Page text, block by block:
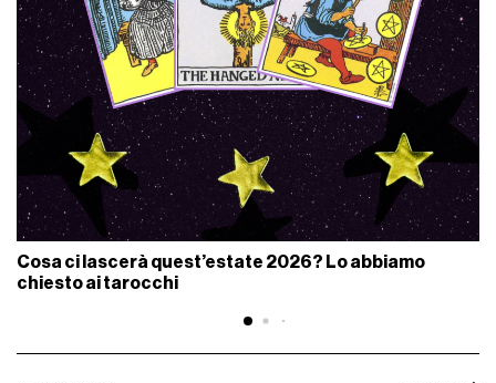
Cosa ci lascerà quest’estate 2026? Lo abbiamo
chiesto ai tarocchi